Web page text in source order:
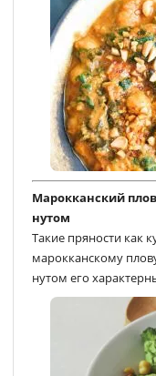
Марокканский
нутом
Такие пряности как
марокканскому
нутом его